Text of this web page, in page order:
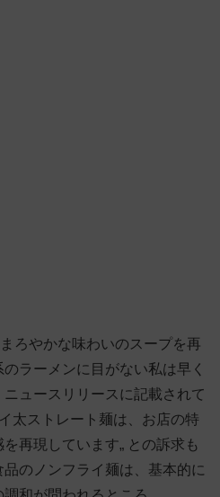
ろやかな味わいのスープを再
ラーメンに目がない私は早く
ュースリリースに記載されて
太ストレート麺は、お店の特
再現しています„ との訴求も
のノンフライ麺は、基本的に